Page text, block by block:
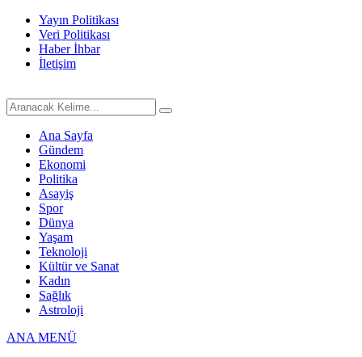
Yayın Politikası
Veri Politikası
Haber İhbar
İletişim
Ana Sayfa
Gündem
Ekonomi
Politika
Asayiş
Spor
Dünya
Yaşam
Teknoloji
Kültür ve Sanat
Kadın
Sağlık
Astroloji
ANA MENÜ